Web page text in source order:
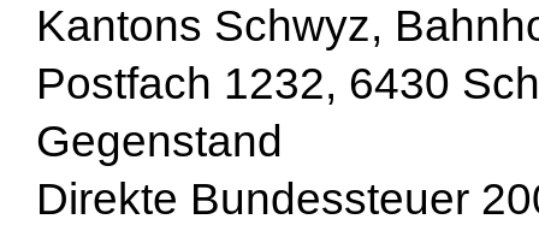
Kantons Schwyz,
Postfach 1232, 6430
Gegenstand
Direkte Bundessteuer